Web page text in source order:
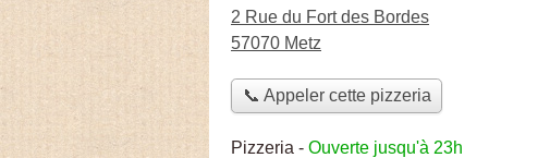
2 Rue du Fort des Bordes
57070 Metz
📞 Appeler cette pizzeria
Pizzeria - Ouverte jusqu'à 23h